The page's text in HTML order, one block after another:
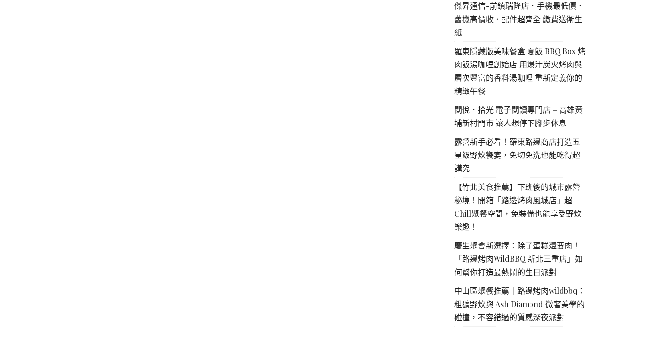
傑昇通信-前鎮瑞隆店．手機最低價．
舊機高價收．配件超齊全 繳費送衛生
紙
羅東隱藏版美味餐盒 夏飯 BBQ Box 烤
肉飯湯咖哩創始店 用爆汁炭火烤肉與
層次豐富的香料湯咖哩 重新定義你的
精緻午餐
閱悅．拾光 電子閱讀專門店 – 高雄黃
埔新村門市 讓人想停下腳步休息
露營新手必看！羅東路邊商店打造五
星級野炊饗宴，免切免洗也能吃得超
講究
【竹北美食推薦】下班後的城市露營
秘境！開箱「路邊烤肉風城店」超
Chill聚餐空間，免裝備也能享受野炊
樂趣！
慶生聚會新選擇：除了蛋糕還要肉！
「路邊烤肉WildBBQ 新北三重店」如
何幫你打造最熱鬧的生日派對
中山區聚餐推薦｜路邊烤肉wildbbq：
粗獷野炊與 Ash Diamond 微奢美學的
碰撞，不容錯過的質感深夜派對